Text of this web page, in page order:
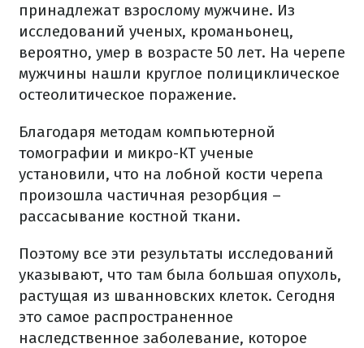
принадлежат взрослому мужчине. Из
исследований ученых, кроманьонец,
вероятно, умер в возрасте 50 лет. На черепе
мужчины нашли круглое полициклическое
остеолитическое поражение.
Благодаря методам компьютерной
томографии и микро-КТ ученые
установили, что на лобной кости черепа
произошла частичная резорбция –
рассасывание костной ткани.
Поэтому все эти результаты исследований
указывают, что там была большая опухоль,
растущая из шванновских клеток. Сегодня
это самое распространенное
наследственное заболевание, которое